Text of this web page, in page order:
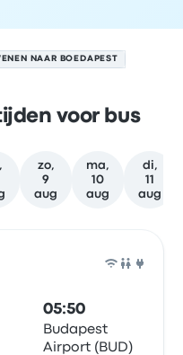
NAAR BOEDAPEST
voor bus
zo,
9
aug
ma,
10
aug
di,
11
aug
05:50
Budapest
Airport (BUD)